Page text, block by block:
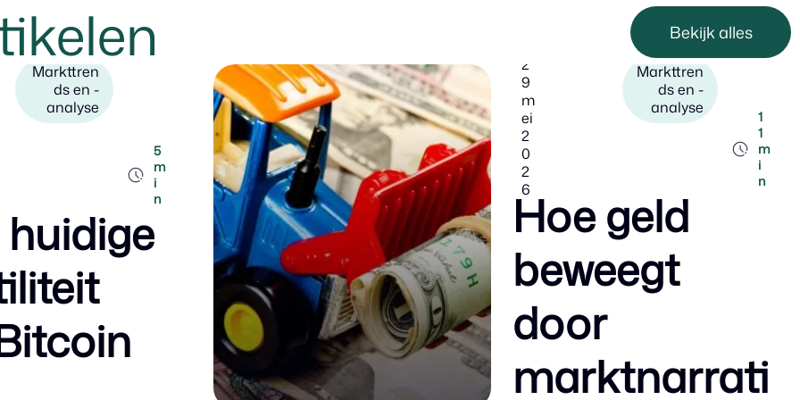
Bekijk alles
Markttren
ds en -
analyse
5
m
i
n
huidige
2
9
m
ei
2
0
2
6
Markttren
ds en -
analyse
1
1
m
i
n
Hoe geld
beweegt
door
marktnarrati